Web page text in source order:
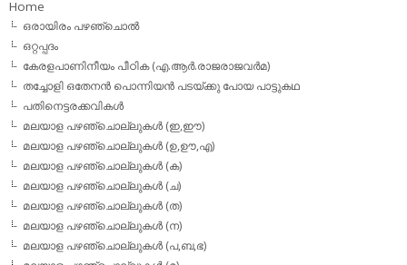
Home
ഒരായിരം പഴഞ്ചൊല്‍
ഒറ്റപ്പദം
കേരളപാണിനീയം പീഠിക (എ.ആര്‍.രാജരാജവര്‍മ)
തച്ചോളി ഒതേനൻ പൊന്നിയൻ പടയ്‌ക്കു പോയ പാട്ടുകഥ
പതിനെട്ടരക്കവികള്‍
മലയാള പഴഞ്ചൊല്ലുകള്‍ (ഇ,ഈ)
മലയാള പഴഞ്ചൊല്ലുകള്‍ (ഉ,ഊ,എ)
മലയാള പഴഞ്ചൊല്ലുകള്‍ (ക)
മലയാള പഴഞ്ചൊല്ലുകള്‍ (ച)
മലയാള പഴഞ്ചൊല്ലുകള്‍ (ത)
മലയാള പഴഞ്ചൊല്ലുകള്‍ (ന)
മലയാള പഴഞ്ചൊല്ലുകള്‍ (പ,ബ,ഭ)